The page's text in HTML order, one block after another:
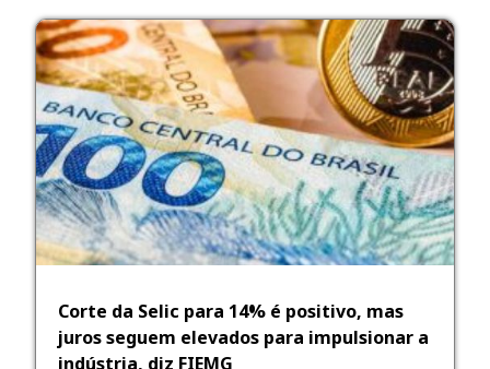
Corte da Selic para 14% é positivo, mas
juros seguem elevados para impulsionar a
indústria, diz FIEMG